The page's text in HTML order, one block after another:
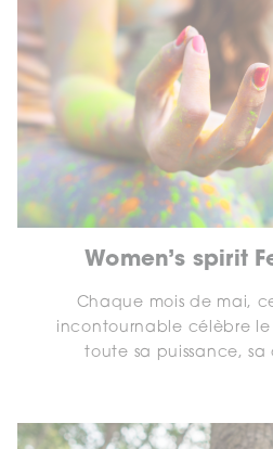
Women’s spirit
Chaque mois de mai,
incontournable célèbre le
toute sa puissance, sa